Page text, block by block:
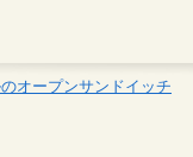
オープンサンドイッチ